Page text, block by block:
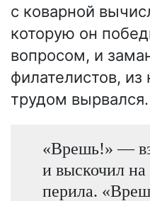
с коварной
которую он
вопросом, и
филателистов, из
трудом вырвался.
«Врешь!» —
и выскочил
перила.